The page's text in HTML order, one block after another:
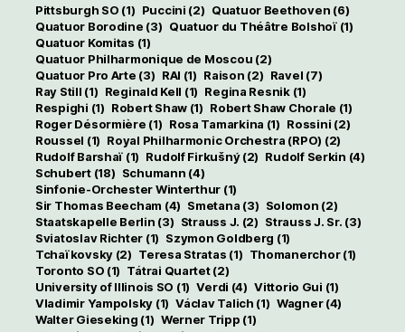
Pittsburgh SO (1) Puccini (2) Quatuor Beethoven (6)
Quatuor Borodine (3) Quatuor du Théâtre Bolshoï(1)
Quatuor Komitas (1)
Quatuor Philharmonique de Moscou (2)
Quatuor Pro Arte (3) RAI (1) Raison (2) Ravel (7)
Ray Still (1) Reginald Kell (1) Regina Resnik(1)
Respighi (1) Robert Shaw(1) Robert Shaw Chorale (1)
Roger Désormière (1) Rosa Tamarkina (1) Rossini (2)
Roussel (1) Royal Philharmonic Orchestra (RPO) (2)
Rudolf Barshaï (1) Rudolf Firkušný(2) Rudolf Serkin (4)
Schubert(18) Schumann (4)
Sinfonie-Orchester Winterthur (1)
Sir Thomas Beecham (4) Smetana (3) Solomon (2)
Staatskapelle Berlin (3) Strauss J. (2) Strauss J. Sr. (3)
Sviatoslav Richter (1) Szymon Goldberg (1)
Tchaïkovsky(2) Teresa Stratas (1) Thomanerchor(1)
Toronto SO (1) Tátrai Quartet(2)
University of Illinois SO (1) Verdi (4) Vittorio Gui (1)
Vladimir Yampolsky (1) Václav Talich (1) Wagner(4)
Walter Gieseking (1) Werner Tripp (1)